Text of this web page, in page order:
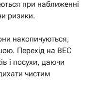
при наближенні
ризики.
накопичуються,
Перехід на ВЕС
і посухи, даючи
чистим